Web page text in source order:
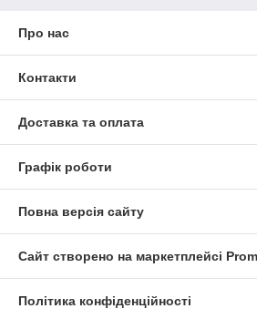
Про нас
Контакти
Доставка та оплата
Графік роботи
Повна версія сайту
Сайт створено на маркетплейсі
Політика конфіденційності